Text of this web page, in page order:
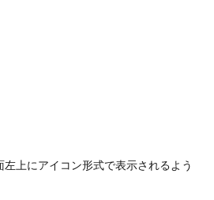
上にアイコン形式で表示されるよう